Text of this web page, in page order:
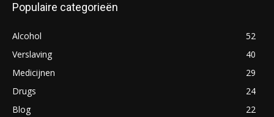
Populaire categorieën
Alcohol
52
Verslaving
40
Medicijnen
29
Drugs
24
Blog
22